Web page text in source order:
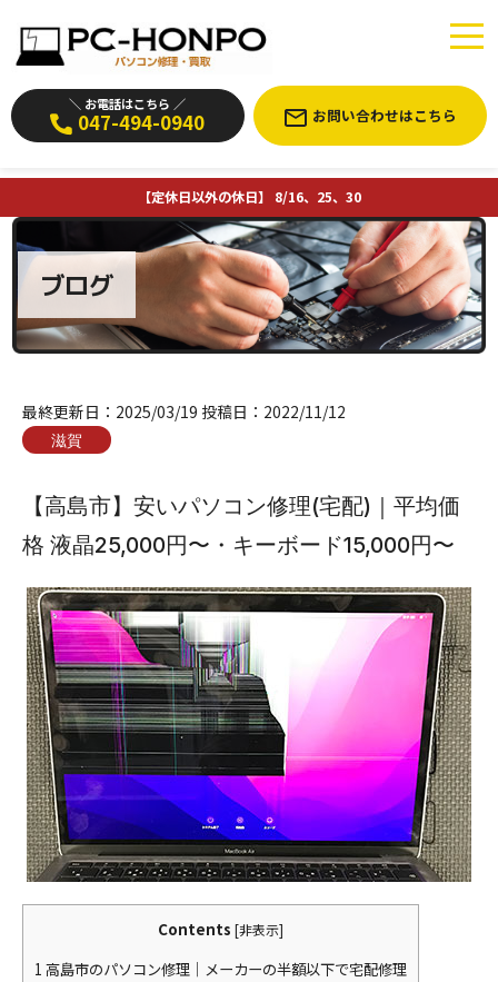
＼ お電話はこちら ／
047-494-0940 お問い合わせはこちら
【定休日以外の休日】 8/16、25、30
ブログ
最終更新日： 2025/03/19 投稿日： 2022/11/12
滋賀
【高島市】安いパソコン修理(宅配)｜平均価
格 液晶25,000円〜・キーボード15,000円〜
Contents [非表示]
1 高島市のパソコン修理｜メーカーの半額以下で宅配修理